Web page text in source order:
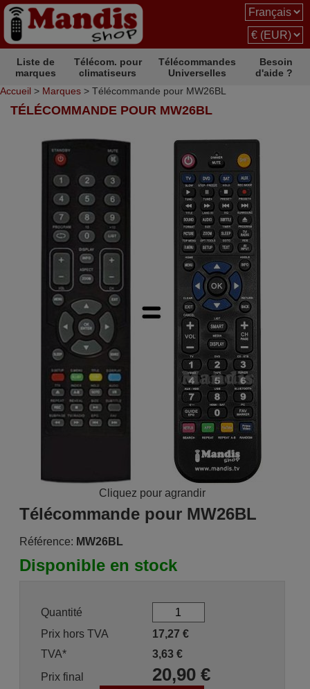
Liste de
marques
Télécom. pour
climatiseurs
Télécommandes
Universelles
Besoin
d'aide ?
Accueil > Marques > Télécommande pour MW26BL
TÉLÉCOMMANDE POUR MW26BL
Cliquez pour agrandir
Télécommande pour MW26BL
Référence: MW26BL
Disponible en stock
Quantité
Prix hors TVA
17,27 €
TVA*
3,63€
Prix final
20,90€